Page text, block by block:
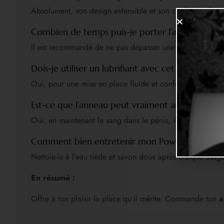
Absolument, son design extensible et son confort en
Combien de temps puis-je porter l’anneau en
Il est recommandé de ne pas dépasser une utilisation
Dois-je utiliser un lubrifiant avec cet anneau ?
Oui, pour une mise en place fluide et confortable, un
Est-ce que l’anneau peut vraiment améliorer
Oui, en maintenant le sang dans le pénis, il favorise
Comment bien entretenir mon Powering Dual
Nettoie-le à l’eau tiède et savon doux après chaque
En résumé :
Offre à ton plaisir la place qu’il mérite. Commande ton